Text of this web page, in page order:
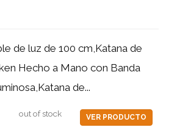
de luz de 100 cm,Katana de
Hecho a Mano con Banda
de...
out of stock VER PRODUCTO